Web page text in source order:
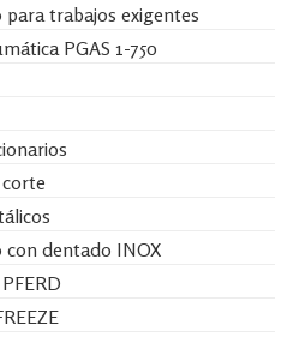
trabajos exigentes
PGAS 1-750
con dentado INOX